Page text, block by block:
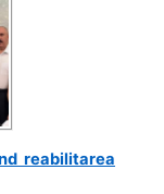
reabilitarea